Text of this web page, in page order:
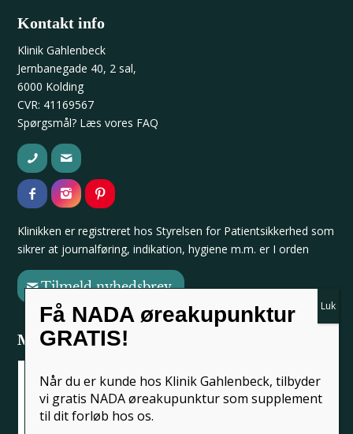
Kontakt info
Klinik Gahlenbeck
Jernbanegade 40, 2 sal,
6000 Kolding
CVR: 41169567
Spørgsmål? Læs vores FAQ
Klinikken er registreret hos Styrelsen for Patientsikkerhed som
sikrer at journalføring, indikation, hygiene m.m. er I orden
Tilmeld nyhedsbrev
Medlem af
Få NADA øreakupunktur
GRATIS!
Når du er kunde hos Klinik Gahlenbeck, tilbyder
vi gratis NADA øreakupunktur som supplement
til dit forløb hos os.